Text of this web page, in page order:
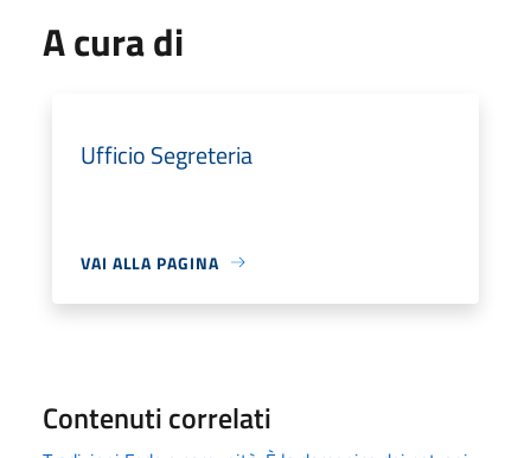
A cura di
Ufficio Segreteria
VAI ALLA PAGINA
Contenuti correlati